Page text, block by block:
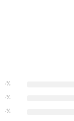
0%
0%
0%